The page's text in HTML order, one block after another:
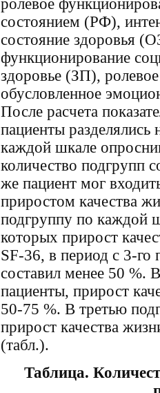
ролевое
состоянием (РФ),
состояние здоровья
функционирование
здоровье (ЗП),
обусловленное
После расчета
пациенты
каждой шкале
количество подгрупп
же пациент мог
приростом качества
подгруппу по каждой
которых прирост
SF-36, в период с 3-го
составил менее 50 %.
пациенты, прирост
50-75 %. В третью
прирост качества
(табл.).
Таблица.